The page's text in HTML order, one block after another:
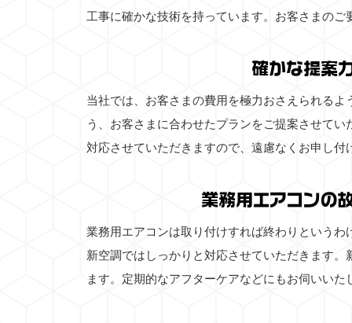
工事に確かな技術を持っています。お客さまの
確かな提案
当社では、お客さまの費用を極力おさえられる
う、お客さまに合わせたプランをご提案させて
対応させていただきますので、遠慮なくお申し付
業務用エアコンの
業務用エアコンは取り付けすれば終わりという
新空調ではしっかりと対応させていただきます
ます。定期的なアフターケアなどにもお伺いい